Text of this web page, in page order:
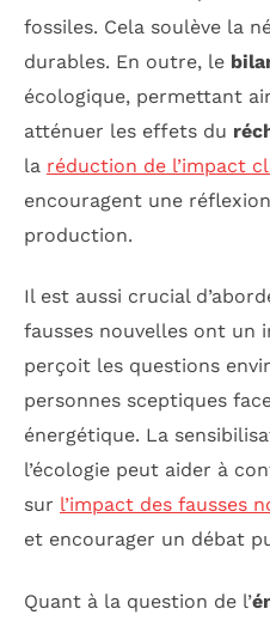
fossiles. Cela soulève la
durables. En outre, le
écologique, permettant
atténuer les effets du
la réduction de l’impact
encouragent une
production.
Il est aussi crucial
fausses nouvelles ont un
perçoit les questions
personnes sceptiques
énergétique. La
l’écologie peut aider à
sur l’impact des fausses
et encourager un débat
Quant à la question de l’